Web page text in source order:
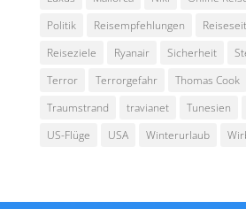
Politik
Reisempfehlungen
Reiseziele
Ryanair Sicherheit
Terror
Terrorgefahr Thomas Cook
Traumstrand
travianet Tunesien
US-Flüge
USA Winterurlaub